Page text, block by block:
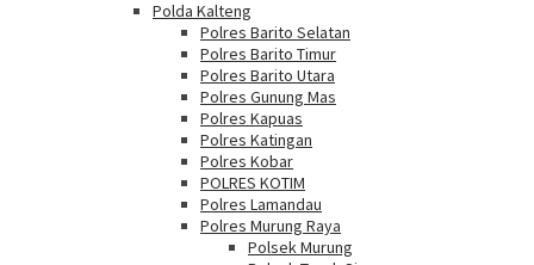
Polda Kalteng
Polres Barito Selatan
Polres Barito Timur
Polres Barito Utara
Polres Gunung Mas
Polres Kapuas
Polres Katingan
Polres Kobar
POLRES KOTIM
Polres Lamandau
Polres Murung Raya
Polsek Murung